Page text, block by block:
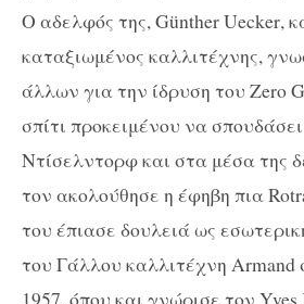
Ο αδελφός της,GüntherUecker,
καταξιωμένος καλλιτέχνης,
άλλων για την ίδρυση του Zero
σπίτι προκειμένου να
Ντίσελντορφ και στα μέσα της
τον ακολούθησε η έφηβη πια
του έπιασε δουλειά ως
του Γάλλου καλλιτέχνη Armand
1957, όπου και γνώρισε τον Yves